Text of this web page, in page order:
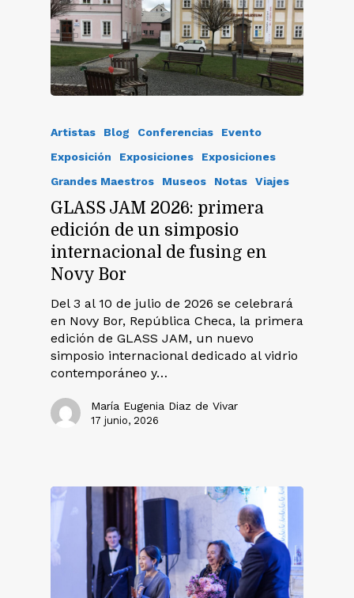
Artistas Blog Conferencias
Evento
Exposición
Exposiciones
Exposiciones
Grandes Maestros
Museos Notas Viajes
GLASS JAM 2026: primera
edición de un simposio
internacional de fusing en
Novy Bor
Del 3 al 10 de julio de 2026 se celebrará
en Novy Bor, República Checa, la primera
edición de GLASS JAM, un nuevo
simposio internacional dedicado al vidrio
contemporáneo y…
María Eugenia Diaz de Vivar
17 junio, 2026